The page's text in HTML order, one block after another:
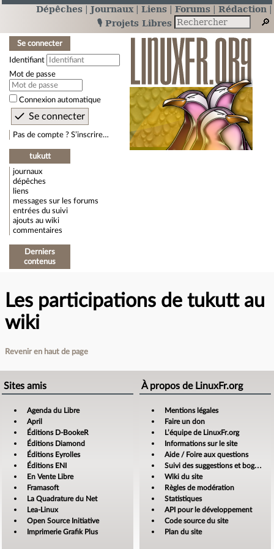
Dépêches Journaux Liens Forums
Rédaction
🎙️ Projets Libres
Se connecter
Identifiant
Mot de passe
Connexion automatique
Pas de compte ? S’inscrire…
tukutt
journaux
dépêches
liens
messages sur les forums
entrées du suivi
ajouts au wiki
commentaires
Derniers
contenus
Les participations de tukutt au
wiki
Revenir en haut de page
Sites amis
Agenda du Libre
April
Éditions D-BookeR
Éditions Diamond
Éditions Eyrolles
Éditions ENI
En Vente Libre
Framasoft
La Quadrature du Net
Lea-Linux
Open Source Initiative
Imprimerie Grafik Plus
À propos de LinuxFr.org
Mentions légales
Faire un don
L’équipe de LinuxFr.org
Informations sur le site
Aide / Foire aux questions
Suivi des suggestions et bogues
Wiki du site
Règles de modération
Statistiques
API pour le développement
Code source du site
Plan du site